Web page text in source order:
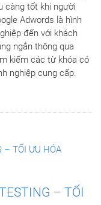
càng tốt khi người
Adwords là hình
đến với khách
ngắn thông qua
kiếm các từ khóa có
nghiệp cung cấp.
– TỐI